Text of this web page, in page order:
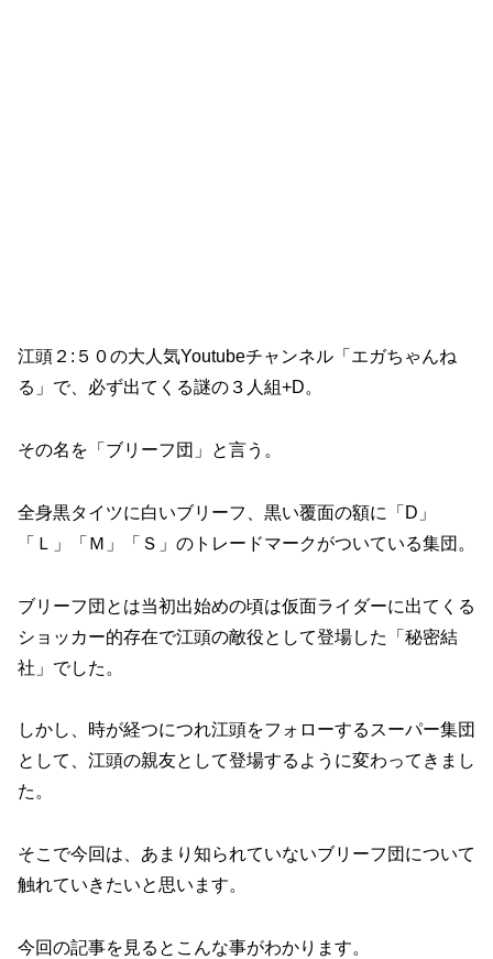
江頭２:５０の大人気Youtubeチャンネル「エガちゃんね
る」で、必ず出てくる謎の３人組+D。
その名を「ブリーフ団」と言う。
全身黒タイツに白いブリーフ、黒い覆面の額に「D」
「Ｌ」「Ｍ」「Ｓ」のトレードマークがついている集団。
ブリーフ団とは当初出始めの頃は仮面ライダーに出てくる
ショッカー的存在で江頭の敵役として登場した「秘密結
社」でした。
しかし、時が経つにつれ江頭をフォローするスーパー集団
として、江頭の親友として登場するように変わってきまし
た。
そこで今回は、あまり知られていないブリーフ団について
触れていきたいと思います。
今回の記事を見るとこんな事がわかります。